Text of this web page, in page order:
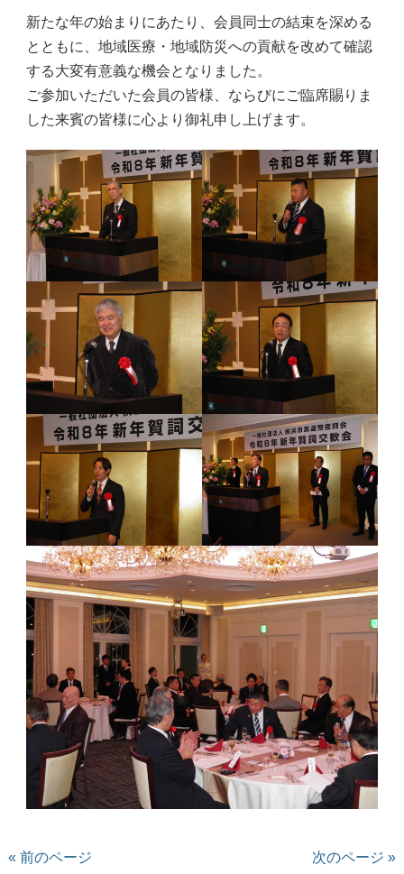
新たな年の始まりにあたり、会員同士の結束を深める
とともに、地域医療・地域防災への貢献を改めて確認
する大変有意義な機会となりました。
ご参加いただいた会員の皆様、ならびにご臨席賜りま
した来賓の皆様に心より御礼申し上げます。
« 前のページ 次のページ »